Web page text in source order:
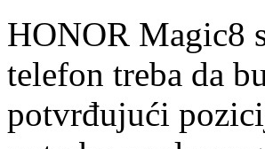
HONOR Magic8
telefon treba da
potvrđujući